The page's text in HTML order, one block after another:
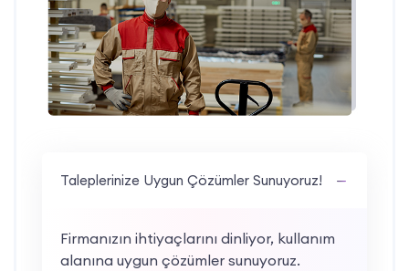
Taleplerinize Uygun Çözümler Sunuyoruz!
Firmanızın ihtiyaçlarını dinliyor, kullanım
alanına uygun çözümler sunuyoruz.